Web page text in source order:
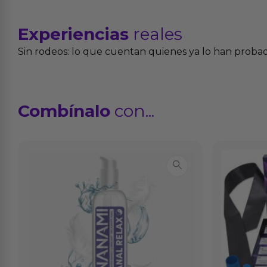
Experiencias reales
Sin rodeos: lo que cuentan quienes ya lo han
Combínalo con...